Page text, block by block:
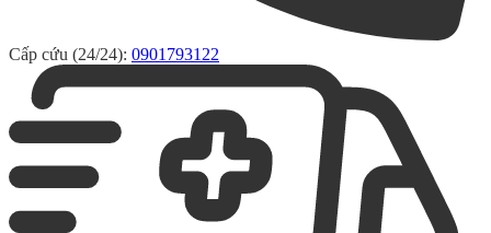
Cấp cứu (24/24): 0901793122